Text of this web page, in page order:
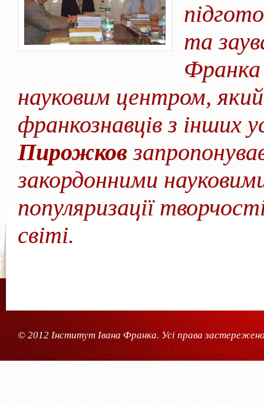
та
науковим центром, який
франкознавців з
Пирожков
закордонними
популяризації
світі.
© 2012 Інститут Івана Франка. Усі права